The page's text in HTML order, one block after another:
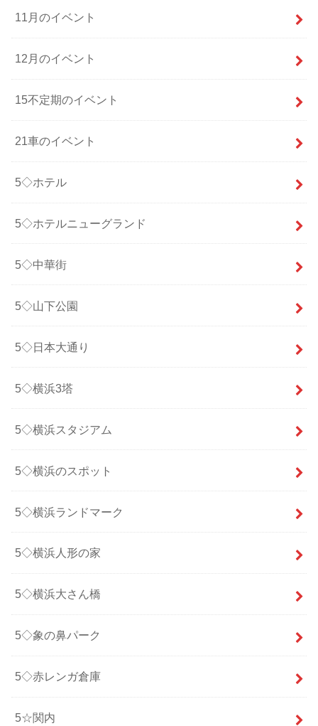
11月のイベント
12月のイベント
15不定期のイベント
21車のイベント
5◇ホテル
5◇ホテルニューグランド
5◇中華街
5◇山下公園
5◇日本大通り
5◇横浜3塔
5◇横浜スタジアム
5◇横浜のスポット
5◇横浜ランドマーク
5◇横浜人形の家
5◇横浜大さん橋
5◇象の鼻パーク
5◇赤レンガ倉庫
5☆関内